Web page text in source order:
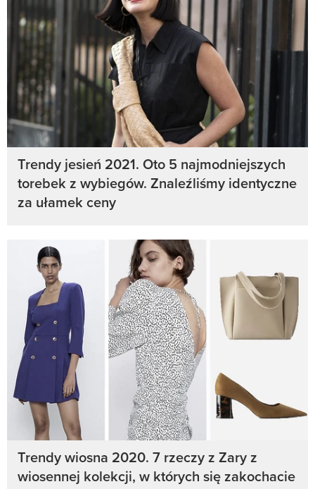
Trendy jesień 2021. Oto 5 najmodniejszych
torebek z wybiegów. Znaleźliśmy identyczne
za ułamek ceny
Trendy wiosna 2020. 7 rzeczy z Zary z
wiosennej kolekcji, w których się zakochacie